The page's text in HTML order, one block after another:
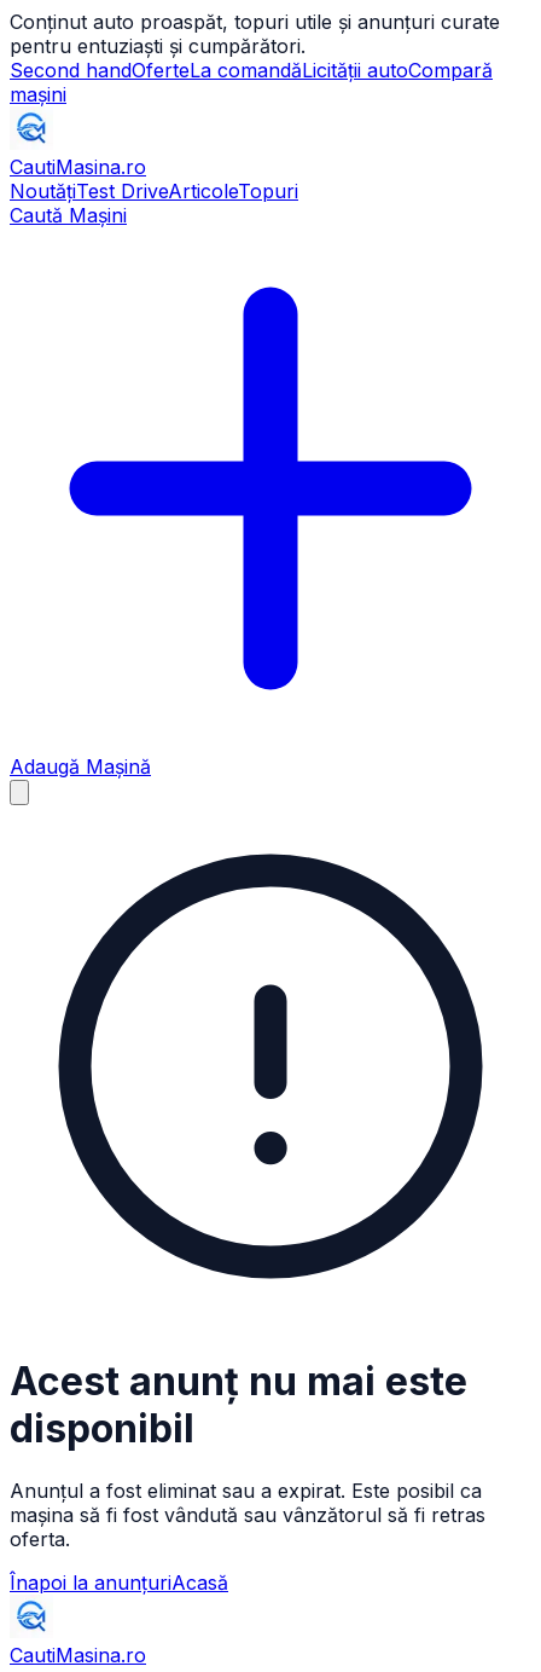
Conținut auto proaspăt, topuri utile și anunțuri curate
pentru entuziaști și cumpărători.
Second handOferteLa comandăLicității autoCompară
mașini
CautiMasina.ro
NoutățiTest DriveArticoleTopuri
Caută Mașini
Adaugă Mașină
Acest anunț nu mai este
disponibil
Anunțul a fost eliminat sau a expirat. Este posibil ca
mașina să fi fost vândută sau vânzătorul să fi retras
oferta.
Înapoi la anunțuriAcasă
CautiMasina.ro